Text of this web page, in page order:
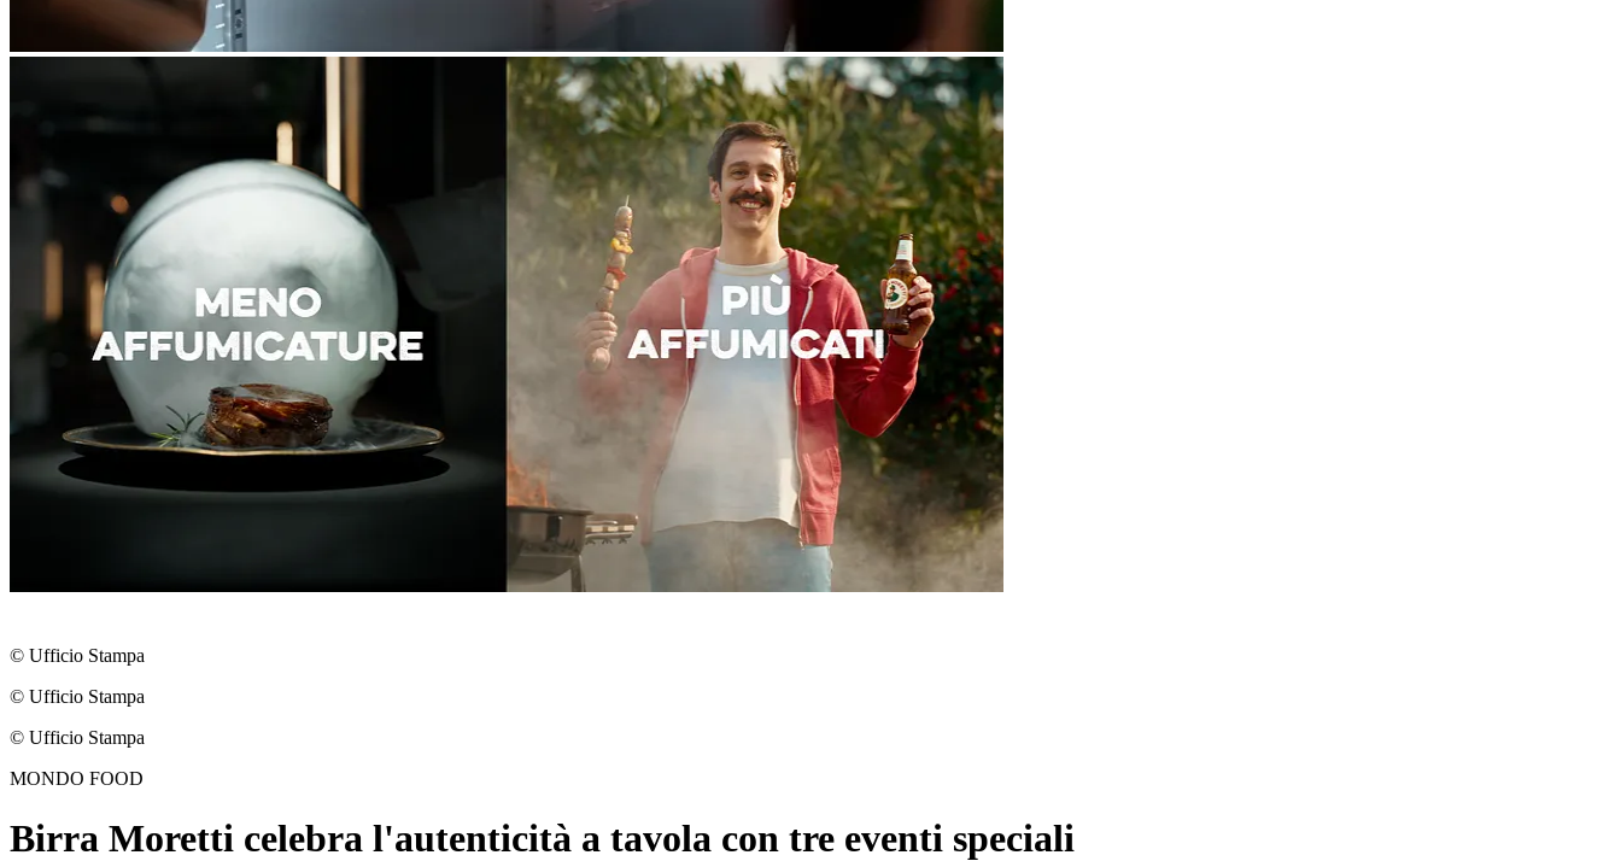
© Ufficio Stampa
© Ufficio Stampa
© Ufficio Stampa
MONDO FOOD
Birra Moretti celebra l'autenticità a tavola con tre eventi speciali